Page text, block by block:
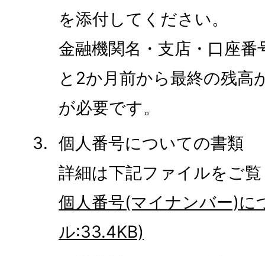
を添付してください。
金融機関名・支店・口座
と2か月前から最終の残高
が必要です。
個人番号についての書類
詳細は下記ファイルをご
個人番号(マイナンバー)に
ル:33.4KB)